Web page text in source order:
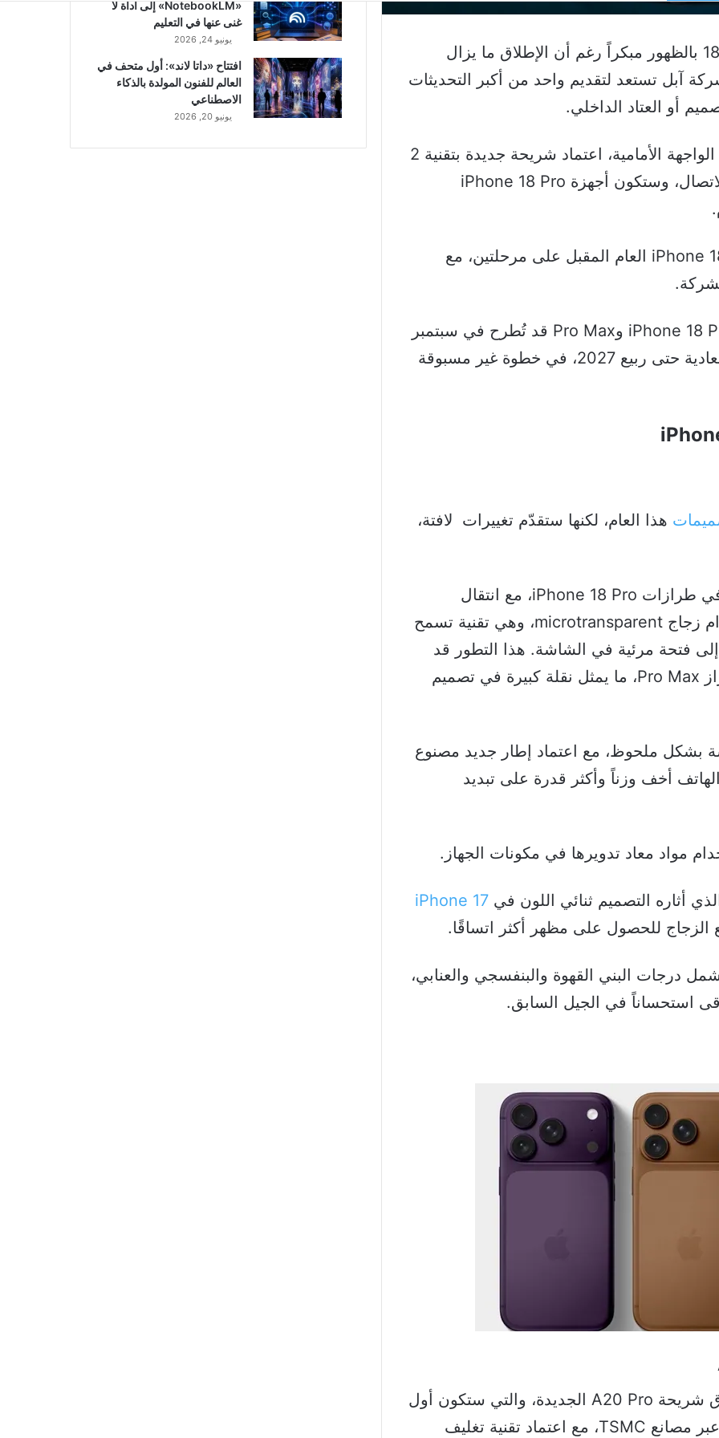
بدأت التسريبات الخاصة بسلسلة آيفون 18 بالظهور مبكراً رغم أن الإطلاق ما يزال
آبل تستعد لتقديم واحد من أكبر التحديثات
أو العتاد الداخلي.
وتشمل التغييرات المتوقعة إعادة تصميم الواجهة الأمامية، اعتماد شريحة جديدة بتقنية 2
نانومتر، وتحسينات كبيرة في الكاميرا والاتصال، وستكون أجهزة iPhone 18 Pro
ستطبق سلسلة iPhone 18 العام المقبل على مرحلتين، مع
وتشير بعض المصادر إلى أن طرازات iPhone 18 Pro وPro Max قد تُطرح في سبتمبر
2026، بينما قد يتأخر إطلاق الطرازات العادية حتى ربيع 2027، في خطوة غير مسبوقة
هذا العام، لكنها ستقدّم تغييرات لافتة،
– آبل قد تتخلى عن الجزيرة الديناميكية في طرازات iPhone 18 Pro، مع انتقال
مكونات Face ID أسفل الشاشة باستخدام زجاج microtransparent، وهي تقنية تسمح
فتحة مرئية في الشاشة. هذا التطور قد
يتيح لأول مرة شاشة كاملة تماماً في طراز Pro Max، ما يمثل نقلة كبيرة في تصميم
بشكل ملحوظ، مع اعتماد إطار جديد مصنوع
الهاتف أخف وزناً وأكثر قدرة على تبديد
مواد معاد تدويرها في مكونات الجهاز.
أثاره التصميم ثنائي اللون في iPhone 17
الزجاج للحصول على مظهر أكثر اتساقًا.
درجات البني القهوة والبنفسجي والعنابي،
استحساناً في الجيل السابق.
على مستوى الأداء، تستعد الشركة لإطلاق شريحة A20 Pro الجديدة، والتي ستكون أول
معالج من الشركة يُصنع بتقنية 2 نانومتر عبر مصانع TSMC، مع اعتماد تقنية تغليف
«NotebookLM» إلى أداة لا
غنى عنها في التعليم
يونيو 24, 2026
افتتاح «داتا لاند»: أول متحف في
العالم للفنون المولدة بالذكاء
الاصطناعي
يونيو 20, 2026